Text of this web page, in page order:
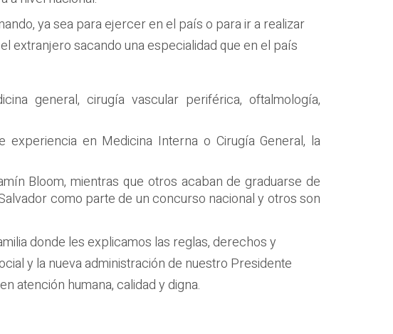
ya sea para ejercer en el país o para ir a realizar
extranjero sacando una especialidad que en el país
general, cirugía vascular periférica, oftalmología,
en Medicina Interna o Cirugía General, la
Bloom, mientras que otros acaban de graduarse de
como parte de un concurso nacional y otros son
donde les explicamos las reglas, derechos y
y la nueva administración de nuestro Presidente
atención humana, calidad y digna.